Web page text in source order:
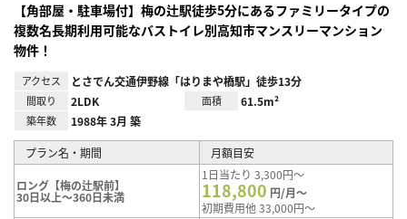
【角部屋・駐車場付】梅の辻駅徒歩5分にあるファミリータイプの
複数名長期利用可能なバストイレ別高知市マンスリーマンション
物件！
アクセス とさでん交通伊野線「はりまや橋駅」徒歩13分
間取り 2LDK 面積 61.5m²
築年数 1988年 3月 築
プラン名・期間 月額目安
ロング【梅の辻駅前】
30日以上～360日未満
1日当たり 3,300円～
118,800 円/月～
初期費用他 33,000円～